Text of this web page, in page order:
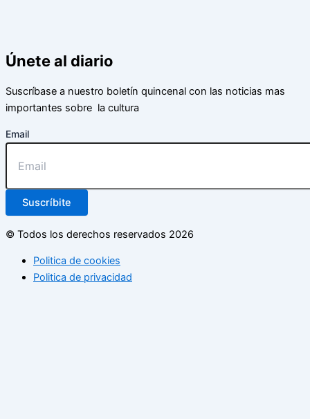
Únete al diario
Suscríbase a nuestro boletín quincenal con las noticias mas
importantes sobre la cultura
Email
Suscríbite
© Todos los derechos reservados 2026
Politica de cookies
Politica de privacidad